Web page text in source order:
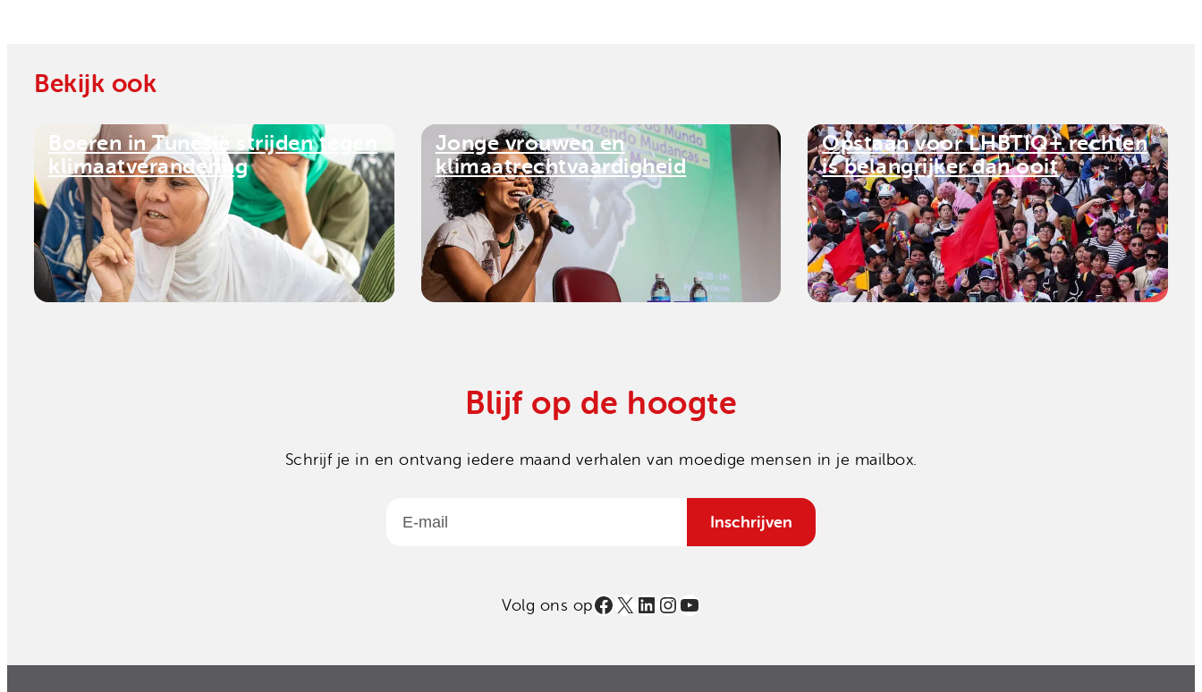
Bekijk ook
Boeren in Tunesië strijden tegen
klimaatverandering
Jonge vrouwen en
klimaatrechtvaardigheid
Opstaan voor LHBTIQ+ rechten
is belangrijker dan ooit
Blijf op de hoogte
Schrijf je in en ontvang iedere maand verhalen van moedige mensen in je mailbox.
Inschrijven
Volg ons opFacebook
X LinkedIn
Instagram
YouTube